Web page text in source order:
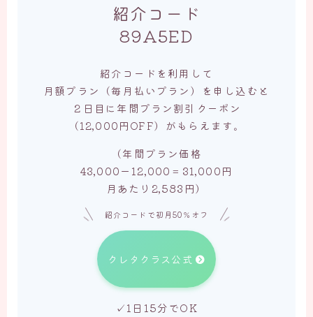
紹介コード
89A5ED
紹介コードを利用して
月額プラン（毎月払いプラン）を申し込むと
２日目に年間プラン割引クーポン
（12,000円OFF）がもらえます。
（年間プラン価格
43,000ー12,000＝31,000円
月あたり2,583円）
紹介コードで初月50％オフ
クレタクラス公式
✓1日15分でOK